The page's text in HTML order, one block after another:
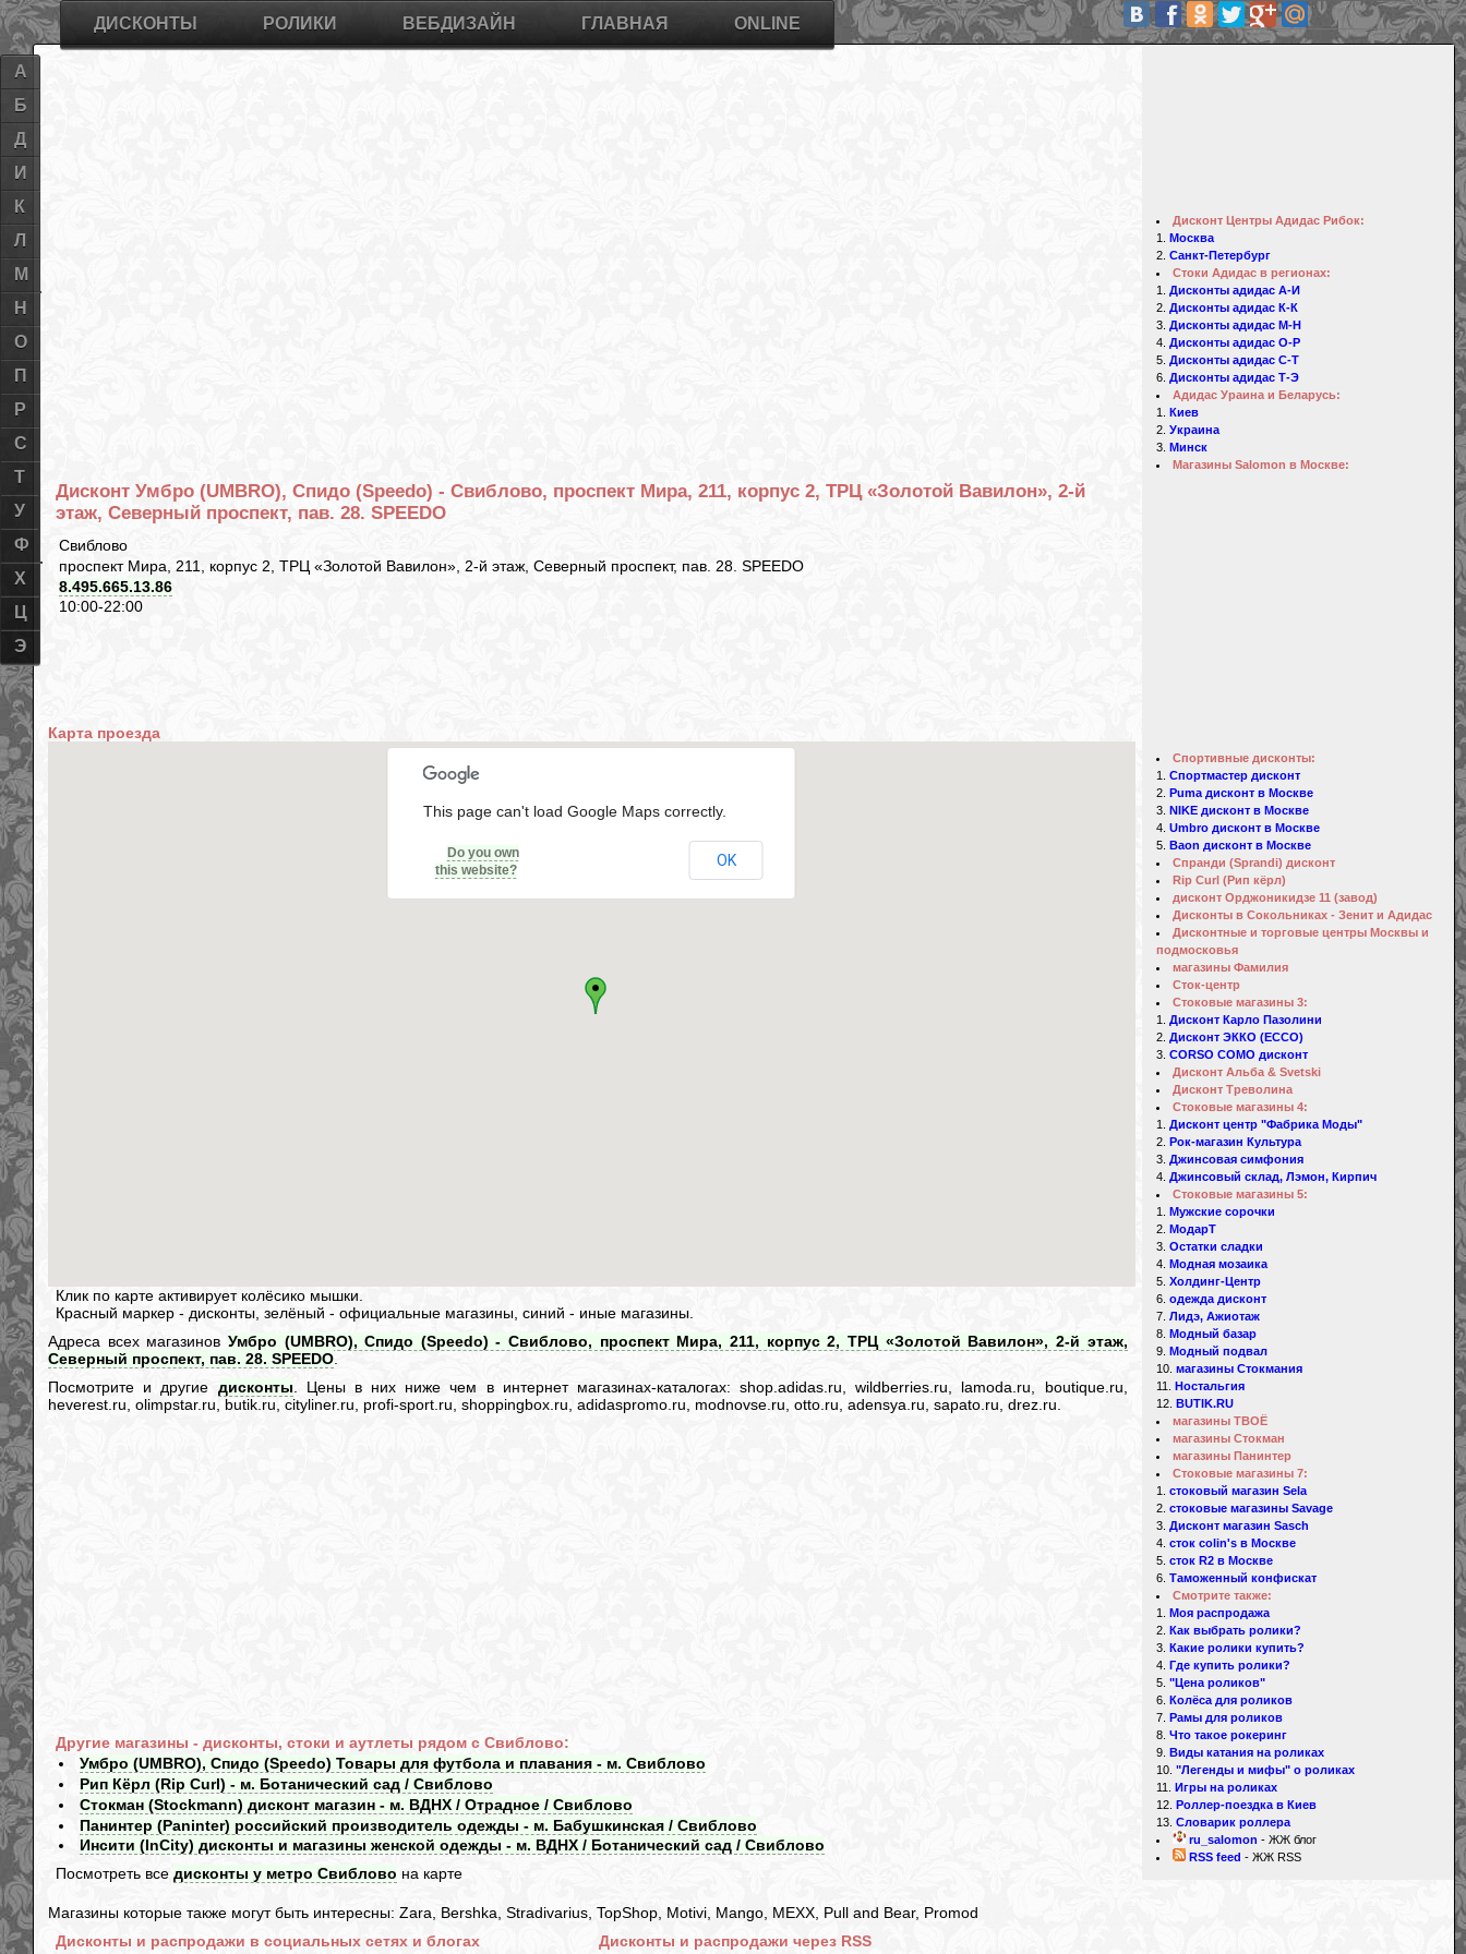
Дисконт Умбро (UMBRO), Спидо (Speedo) - Свиблово, проспект Мира, 211, корпус 2, ТРЦ «Золотой Вавилон», 2-й
этаж, Северный проспект, пав. 28. SPEEDO
Свиблово
проспект Мира, 211, корпус 2, ТРЦ «Золотой Вавилон», 2-й этаж, Северный проспект, пав. 28. SPEEDO
8.495.665.13.86
10:00-22:00
Карта проезда
This page can't load Google Maps correctly.
Do you own
this website?
OK
Клик по карте активирует колёсико мышки.
Красный маркер - дисконты, зелёный - официальные магазины, синий - иные магазины.
Адреса всех магазинов Умбро (UMBRO), Спидо (Speedo) - Свиблово, проспект Мира, 211, корпус 2, ТРЦ «Золотой Вавилон», 2-й этаж,
Северный проспект, пав. 28. SPEEDO
Посмотрите и другие дисконты . Цены в них ниже чем в интернет магазинах-каталогах: shop.adidas.ru, wildberries.ru, lamoda.ru, boutique.ru,
heverest.ru, olimpstar.ru, butik.ru, cityliner.ru, profi-sport.ru, shoppingbox.ru, adidaspromo.ru, modnovse.ru, otto.ru, adensya.ru, sapato.ru, drez.ru.
Другие магазины - дисконты, стоки и аутлеты рядом с Свиблово:
Умбро (UMBRO), Спидо (Speedo) Товары для футбола и плавания - м. Свиблово
Рип Кёрл (Rip Curl) - м. Ботанический сад / Свиблово
Стокман (Stockmann) дисконт магазин - м. ВДНХ / Отрадное / Свиблово
Панинтер (Paninter) российский производитель одежды - м. Бабушкинская / Свиблово
Инсити (InCity) дисконты и магазины женской одежды - м. ВДНХ / Ботанический сад / Свиблово
Посмотреть вседисконты у метро Свиблово на карте
Магазины которые также могут быть интересны: Zara, Bershka, Stradivarius, TopShop, Motivi, Mango, MEXX, Pull and Bear, Promod
Дисконты и распродажи в социальных сетях и блогах
Дисконты и распродажи через RSS
Дисконт Центры Адидас Рибок:
Москва
Санкт-Петербург
Стоки Адидас в регионах:
Дисконты адидас А-И
Дисконты адидас К-К
Дисконты адидас М-Н
Дисконты адидас О-Р
Дисконты адидас С-Т
Дисконты адидас Т-Э
Адидас Ураина и Беларусь:
Киев
Украина
Минск
Магазины Salomon в Москве:
Спортивные дисконты:
Спортмастер дисконт
Puma дисконт в Москве
NIKE дисконт в Москве
Umbro дисконт в Москве
Baon дисконт в Москве
Спранди (Sprandi) дисконт
Rip Curl (Рип кёрл)
дисконт Орджоникидзе 11 (завод)
Дисконты в Сокольниках - Зенит и Адидас
Дисконтные и торговые центры Москвы и
подмосковья
магазины Фамилия
Сток-центр
Стоковые магазины 3:
Дисконт Карло Пазолини
Дисконт ЭККО (ECCO)
CORSO COMO дисконт
Дисконт Альба & Svetski
Дисконт Треволина
Стоковые магазины 4:
Дисконт центр "Фабрика Моды"
Рок-магазин Культура
Джинсовая симфония
Джинсовый склад, Лэмон, Кирпич
Стоковые магазины 5:
Мужские сорочки
МодарТ
Остатки сладки
Модная мозаика
Холдинг-Центр
одежда дисконт
Лидэ, Ажиотаж
Модный базар
Модный подвал
магазины Стокмания
Ностальгия
BUTIK.RU
магазины ТВОЁ
магазины Стокман
магазины Панинтер
Стоковые магазины 7:
стоковый магазин Sela
стоковые магазины Savage
Дисконт магазин Sasch
сток colin's в Москве
сток R2 в Москве
Таможенный конфискат
Смотрите также:
Моя распродажа
Как выбрать ролики?
Какие ролики купить?
Где купить ролики?
"Цена роликов"
Колёса для роликов
Рамы для роликов
Что такое рокеринг
Виды катания на роликах
"Легенды и мифы" о роликах
Игры на роликах
Роллер-поездка в Киев
Словарик роллера
ru_salomon - ЖЖ блог
RSS feed - ЖЖ RSS
ДИСКОНТЫ РОЛИКИ ВЕБДИЗАЙН ГЛАВНАЯ ONLINE
А
Б
Д
И
К
Л
М
Н
О
П
Р
С
Т
У
Ф
Х
Ц
Э